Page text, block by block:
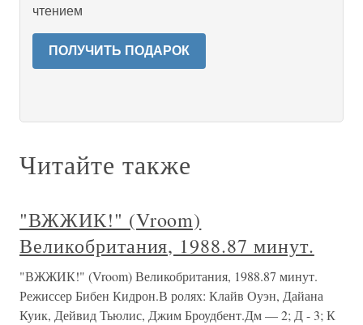
чтением
ПОЛУЧИТЬ ПОДАРОК
Читайте также
"ВЖЖИК!" (Vroom)
Великобритания, 1988.87 минут.
"ВЖЖИК!" (Vroom) Великобритания, 1988.87 минут.
Режиссер Бибен Кидрон.В ролях: Клайв Оуэн, Дайана
Куик, Дейвид Тьюлис, Джим Броудбент.Дм — 2; Д - 3; К